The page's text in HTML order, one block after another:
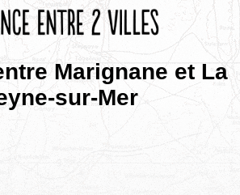
Marignane et La
sur-Mer